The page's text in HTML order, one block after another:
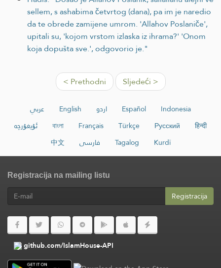
sellem, s ashabima četvrtog (dana), pa im je naredio
da te obrede zamijene umrom. 'Allahov Poslaniče',
upitali su, 'kojom vrstom izlaska iz ihrama?' 'Onom
koja dopušta sve.', odgovorio je."
< Prethodni Sljedeći >
عربي English اردو Español
Indonesia
ئۇيغۇرچە
বাংলা Français Türkçe Русский
हिन्दी
中文
فارسی Tagalog Kurdî
Registracija na mailing listu
Registracija
github.com/IslamHouse-API